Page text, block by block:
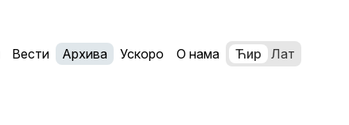
Вести Архива Ускоро О нама Ћир Лат